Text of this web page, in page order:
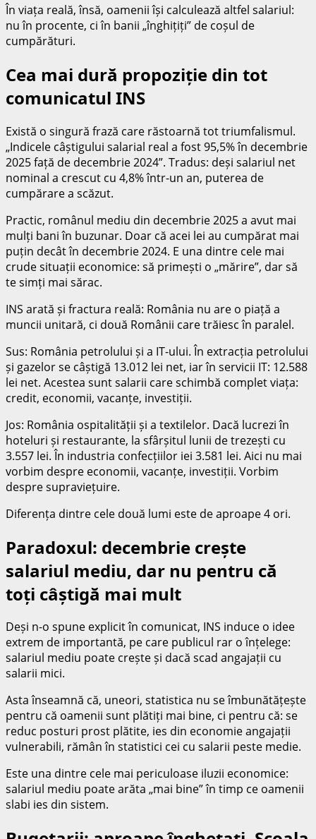
În viața reală, însă, oamenii își calculează altfel salariul:
nu în procente, ci în banii „înghițiți” de coșul de
cumpărături.
Cea mai dură propoziție din tot
comunicatul INS
Există o singură frază care răstoarnă tot triumfalismul.
„Indicele câștigului salarial real a fost 95,5% în decembrie
2025 față de decembrie 2024”. Tradus: deși salariul net
nominal a crescut cu 4,8% într-un an, puterea de
cumpărare a scăzut.
Practic, românul mediu din decembrie 2025 a avut mai
mulți bani în buzunar. Doar că acei lei au cumpărat mai
puțin decât în decembrie 2024. E una dintre cele mai
crude situații economice: să primești o „mărire”, dar să
te simți mai sărac.
INS arată și fractura reală: România nu are o piață a
muncii unitară, ci două Românii care trăiesc în paralel.
Sus: România petrolului și a IT-ului. În extracția petrolului
și gazelor se câștigă 13.012 lei net, iar în servicii IT: 12.588
lei net. Acestea sunt salarii care schimbă complet viața:
credit, economii, vacanțe, investiții.
Jos: România ospitalității și a textilelor. Dacă lucrezi în
hoteluri și restaurante, la sfârșitul lunii de trezești cu
3.557 lei. În industria confecțiilor iei 3.581 lei. Aici nu mai
vorbim despre economii, vacanțe, investiții. Vorbim
despre supraviețuire.
Diferența dintre cele două lumi este de aproape 4 ori.
Paradoxul: decembrie crește
salariul mediu, dar nu pentru că
toți câștigă mai mult
Deși n-o spune explicit în comunicat, INS induce o idee
extrem de importantă, pe care publicul rar o înțelege:
salariul mediu poate crește și dacă scad angajații cu
salarii mici.
Asta înseamnă că, uneori, statistica nu se îmbunătățește
pentru că oamenii sunt plătiți mai bine, ci pentru că: se
reduc posturi prost plătite, ies din economie angajații
vulnerabili, rămân în statistici cei cu salarii peste medie.
Este una dintre cele mai periculoase iluzii economice:
salariul mediu poate arăta „mai bine” în timp ce oamenii
slabi ies din sistem.